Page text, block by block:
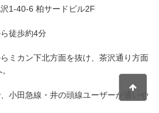
1-40-6 柏サードビル2F
徒歩約4分
ミカン下北方面を抜け、茶沢通り方面
小田急線・井の頭線ユーザーが通いや